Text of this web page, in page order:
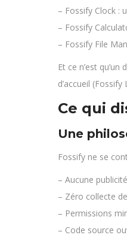
– Fossify Clock :
– Fossify
– Fossify File
Et ce n’est
d’accueil
Ce qui
Une
Fossify ne se
– Aucune
– Zéro collecte
– Permissions
– Code source